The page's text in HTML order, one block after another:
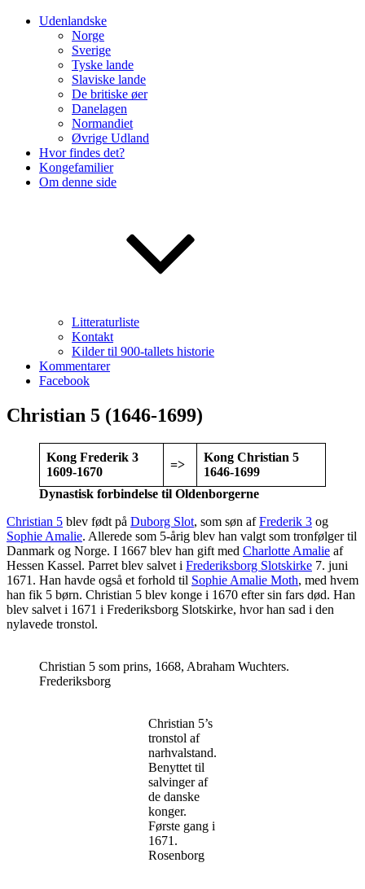
Udenlandske
Norge
Sverige
Tyske lande
Slaviske lande
De britiske øer
Danelagen
Normandiet
Øvrige Udland
Hvor findes det?
Kongefamilier
Om denne side
Litteraturliste
Kontakt
Kilder til 900-tallets historie
Kommentarer
Facebook
Christian 5 (1646-1699)
Kong Frederik 3
1609-1670
=>
Kong Christian 5
1646-1699
Dynastisk forbindelse til Oldenborgerne
Christian 5 blev født på Duborg Slot, som søn afFrederik 3 og
Sophie Amalie. Allerede som 5-årig blev han valgt som tronfølger til
Danmark og Norge. I 1667 blev han gift med Charlotte Amalie af
Hessen Kassel. Parret blev salvet i Frederiksborg Slotskirke 7. juni
1671. Han havde også et forhold til Sophie Amalie Moth, med hvem
han fik 5 børn. Christian 5 blev konge i 1670 efter sin fars død. Han
blev salvet i 1671 i Frederiksborg Slotskirke, hvor han sad i den
nylavede tronstol.
Christian 5 som prins, 1668, Abraham Wuchters.
Frederiksborg
Christian 5’s
tronstol af
narhvalstand.
Benyttet til
salvinger af
de danske
konger.
Første gang i
1671.
Rosenborg